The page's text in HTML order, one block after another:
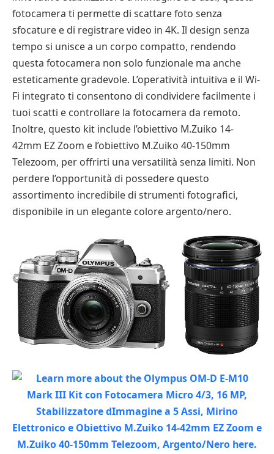
fotocamera ti permette di scattare foto senza
sfocature e di registrare video in 4K. Il design senza
tempo si unisce a un corpo compatto, rendendo
questa fotocamera non solo funzionale ma anche
esteticamente gradevole. L’operatività intuitiva e il Wi-
Fi integrato ti consentono di condividere facilmente i
tuoi scatti e controllare la fotocamera da remoto.
Inoltre, questo kit include l’obiettivo M.Zuiko 14-
42mm EZ Zoom e l’obiettivo M.Zuiko 40-150mm
Telezoom, per offrirti una versatilità senza limiti. Non
perdere l’opportunità di possedere questo
assortimento incredibile di strumenti fotografici,
disponibile in un elegante colore argento/nero.